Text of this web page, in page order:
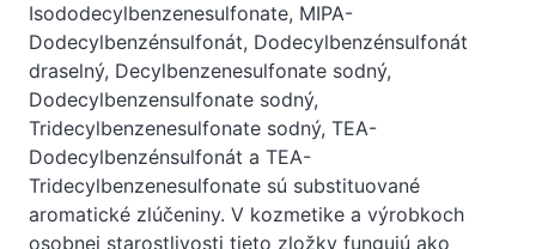
Isododecylbenzenesulfonate, MIPA-
Dodecylbenzénsulfonát, Dodecylbenzénsulfonát
draselný, Decylbenzenesulfonate sodný,
Dodecylbenzensulfonate sodný,
Tridecylbenzenesulfonate sodný, TEA-
Dodecylbenzénsulfonát a TEA-
Tridecylbenzenesulfonate sú substituované
aromatické zlúčeniny. V kozmetike a výrobkoch
osobnej starostlivosti tieto zložky fungujú ako